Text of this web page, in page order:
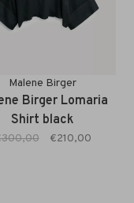
Malene Birger
Birger Lomaria
Shirt black
€210,00